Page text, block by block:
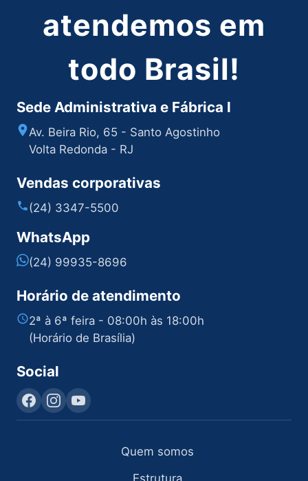
atendemos em
todo Brasil!
Sede Administrativa e Fábrica I
Av. Beira Rio, 65 - Santo Agostinho
Volta Redonda - RJ
Vendas corporativas
(24) 3347-5500
WhatsApp
(24) 99935-8696
Horário de atendimento
2ª à 6ª feira - 08:00h às 18:00h
(Horário de Brasília)
Social
Quem somos